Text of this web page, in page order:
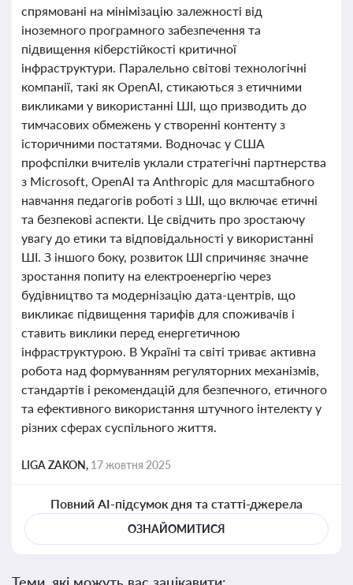
спрямовані на мінімізацію залежності від
іноземного програмного забезпечення та
підвищення кіберстійкості критичної
інфраструктури. Паралельно світові технологічні
компанії, такі як OpenAI, стикаються з етичними
викликами у використанні ШІ, що призводить до
тимчасових обмежень у створенні контенту з
історичними постатями. Водночас у США
профспілки вчителів уклали стратегічні партнерства
з Microsoft, OpenAI та Anthropic для масштабного
навчання педагогів роботі з ШІ, що включає етичні
та безпекові аспекти. Це свідчить про зростаючу
увагу до етики та відповідальності у використанні
ШІ. З іншого боку, розвиток ШІ спричиняє значне
зростання попиту на електроенергію через
будівництво та модернізацію дата-центрів, що
викликає підвищення тарифів для споживачів і
ставить виклики перед енергетичною
інфраструктурою. В Україні та світі триває активна
робота над формуванням регуляторних механізмів,
стандартів і рекомендацій для безпечного, етичного
та ефективного використання штучного інтелекту у
різних сферах суспільного життя.
LIGA ZAKON, 17 жовтня 2025
Повний AI-підсумок дня та статті-джерела
ОЗНАЙОМИТИСЯ